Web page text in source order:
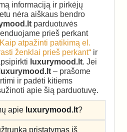
informaciją ir pirkėjų
nėra aiškaus bendro
parduotuvės
prieš perkant
atpažinti patikimą el.
ženklai prieš perkant“ ir
luxurymood.lt. Jei
luxurymood.lt – prašome
ir padėti kitiems
apie šią parduotuvę.
apie luxurymood.lt?
pristatymas iš